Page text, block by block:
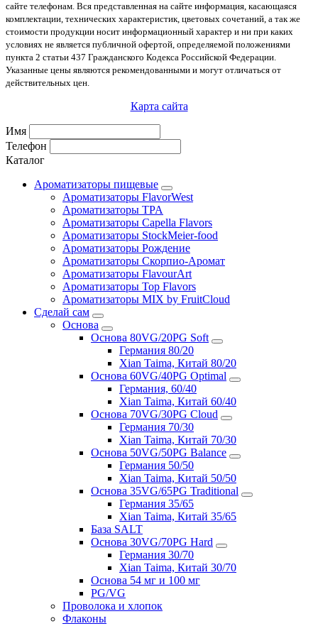
сайте телефонам. Вся представленная на сайте информация, касающаяся
комплектации, технических характеристик, цветовых сочетаний, а так же
стоимости продукции носит информационный характер и ни при каких
условиях не является публичной офертой, определяемой положениями
пункта 2 статьи 437 Гражданского Кодекса Российской Федерации.
Указанные цены являются рекомендованными и могут отличаться от
действительных цен.
Карта сайта
Имя
Телефон
Каталог
Ароматизаторы пищевые
Ароматизаторы FlavorWest
Ароматизаторы TPA
Ароматизаторы Capella Flavors
Ароматизаторы StockMeier-food
Ароматизаторы Рождение
Ароматизаторы Скорпио-Аромат
Ароматизаторы FlavourArt
Ароматизаторы Top Flavors
Ароматизаторы MIX by FruitCloud
Сделай сам
Основа
Основа 80VG/20PG Soft
Германия 80/20
Xian Taima, Китай 80/20
Основа 60VG/40PG Optimal
Германия, 60/40
Xian Taima, Китай 60/40
Основа 70VG/30PG Cloud
Германия 70/30
Xian Taima, Китай 70/30
Основа 50VG/50PG Balance
Германия 50/50
Xian Taima, Китай 50/50
Основа 35VG/65PG Traditional
Германия 35/65
Xian Taima, Китай 35/65
База SALT
Основа 30VG/70PG Hard
Германия 30/70
Xian Taima, Китай 30/70
Основа 54 мг и 100 мг
PG/VG
Проволока и хлопок
Флаконы